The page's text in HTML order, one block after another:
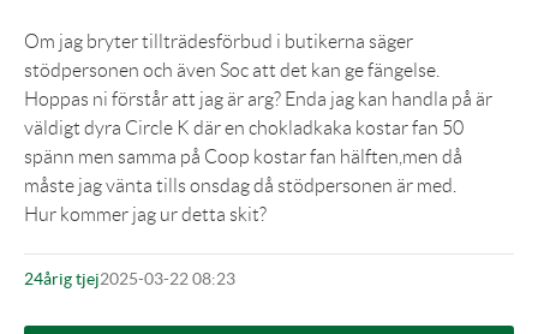
Om jag bryter tillträdesförbud i butikerna säger
stödpersonen och även Soc att det kan ge fängelse.
Hoppas ni förstår att jag är arg? Enda jag kan handla på är
väldigt dyra Circle K där en chokladkaka kostar fan 50
spänn men samma på Coop kostar fan hälften,men då
måste jag vänta tills onsdag då stödpersonen är med.
Hur kommer jag ur detta skit?
24årig tjej2025-03-22 08:23